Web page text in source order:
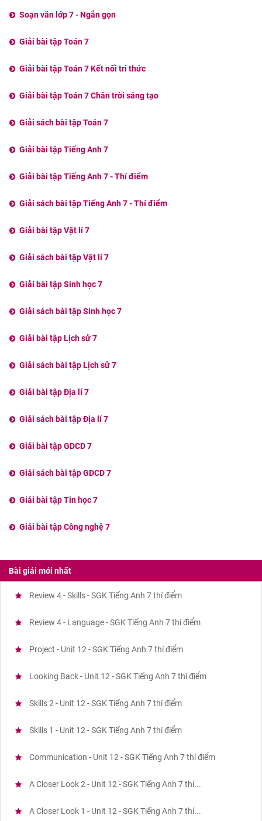
Soạn văn lớp 7 - Ngắn gọn
Giải bài tập Toán 7
Giải bài tập Toán 7 Kết nối tri thức
Giải bài tập Toán 7 Chân trời sáng tạo
Giải sách bài tập Toán 7
Giải bài tập Tiếng Anh 7
Giải bài tập Tiếng Anh 7 - Thí điểm
Giải sách bài tập Tiếng Anh 7 - Thí điểm
Giải bài tập Vật lí 7
Giải sách bài tập Vật lí 7
Giải bài tập Sinh học 7
Giải sách bài tập Sinh học 7
Giải bài tập Lịch sử 7
Giải sách bài tập Lịch sử 7
Giải bài tập Địa lí 7
Giải sách bài tập Địa lí 7
Giải bài tập GDCD 7
Giải sách bài tập GDCD 7
Giải bài tập Tin học 7
Giải bài tập Công nghệ 7
Bài giải mới nhất
Review 4 - Skills - SGK Tiếng Anh 7 thí điểm
Review 4 - Language - SGK Tiếng Anh 7 thí điểm
Project - Unit 12 - SGK Tiếng Anh 7 thí điểm
Looking Back - Unit 12 - SGK Tiếng Anh 7 thí điểm
Skills 2 - Unit 12 - SGK Tiếng Anh 7 thí điểm
Skills 1 - Unit 12 - SGK Tiếng Anh 7 thí điểm
Communication - Unit 12 - SGK Tiếng Anh 7 thí điểm
A Closer Look 2 - Unit 12 - SGK Tiếng Anh 7 thí...
A Closer Look 1 - Unit 12 - SGK Tiếng Anh 7 thí...